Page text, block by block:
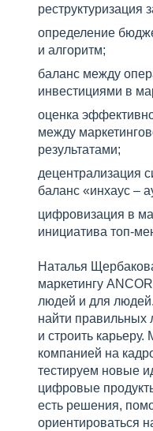
реструктуризация
определение
и алгоритм;
баланс между
инвестициями в
оценка
между
результатами;
децентрализация
баланс «инхаус –
цифровизация в
инициатива топ-
Наталья
маркетингу
людей и для
найти правильных
и строить
компанией на
тестируем новые
цифровые
есть решения,
ориентироваться